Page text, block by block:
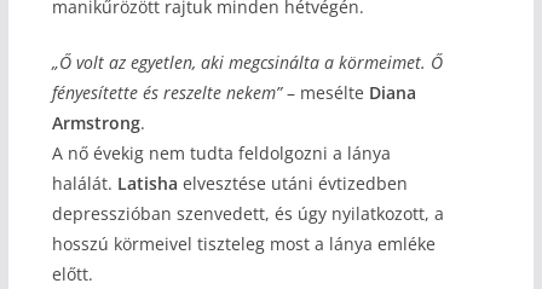
manikűrözött rajtuk minden hétvégén.
„Ő volt az egyetlen, aki megcsinálta a körmeimet. Ő
fényesítette és reszelte nekem”– mesélte Diana
Armstrong.
A nő évekig nem tudta feldolgozni a lánya
halálát. Latisha elvesztése utáni évtizedben
depresszióban szenvedett, és úgy nyilatkozott, a
hosszú körmeivel tiszteleg most a lánya emléke
előtt.